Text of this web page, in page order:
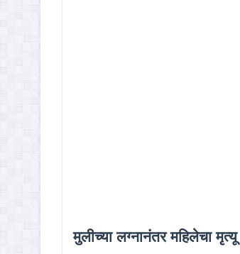
मुलीच्या लग्नानंतर महिलेचा मृत्यू